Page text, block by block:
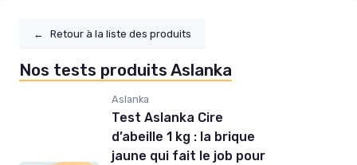
← Retour à la liste des produits
Nos tests produits Aslanka
Aslanka
Test Aslanka Cire
d’abeille 1 kg : la brique
jaune qui fait le job pour